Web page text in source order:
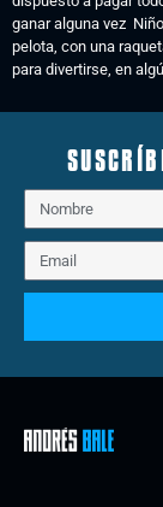
ganar alguna vez
pelota, con una
para divertirse, en